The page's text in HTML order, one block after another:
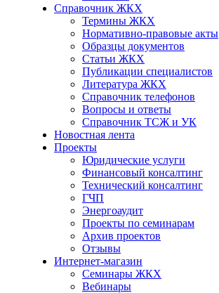
Справочник ЖКХ
Термины ЖКХ
Нормативно-правовые акты
Образцы документов
Статьи ЖКХ
Публикации специалистов
Литература ЖКХ
Справочник телефонов
Вопросы и ответы
Справочник ТСЖ и УК
Новостная лента
Проекты
Юридические услуги
Финансовый консалтинг
Технический консалтинг
ГЧП
Энергоаудит
Проекты по семинарам
Архив проектов
Отзывы
Интернет-магазин
Семинары ЖКХ
Вебинары